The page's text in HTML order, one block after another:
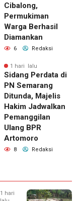
Cibalong,
Permukiman
Warga Berhasil
Diamankan
6 Redaksi
1 hari lalu
Sidang Perdata di
PN Semarang
Ditunda, Majelis
Hakim Jadwalkan
Pemanggilan
Ulang BPR
Artomoro
8 Redaksi
1 hari